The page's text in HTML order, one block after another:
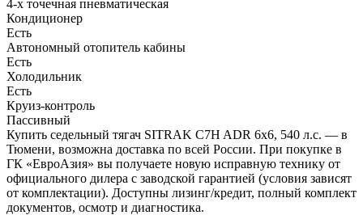
4-х точечная пневматическая
Кондиционер
Есть
Автономный отопитель кабины
Есть
Холодильник
Есть
Круиз-контроль
Пассивный
Купить седельный тягач SITRAK C7H ADR 6x6, 540 л.с. — в
Тюмени, возможна доставка по всей России. При покупке в
ГК «ЕвроАзия» вы получаете новую исправную технику от
официального дилера с заводской гарантией (условия зависят
от комплектации). Доступны лизинг/кредит, полный комплект
документов, осмотр и диагностика.